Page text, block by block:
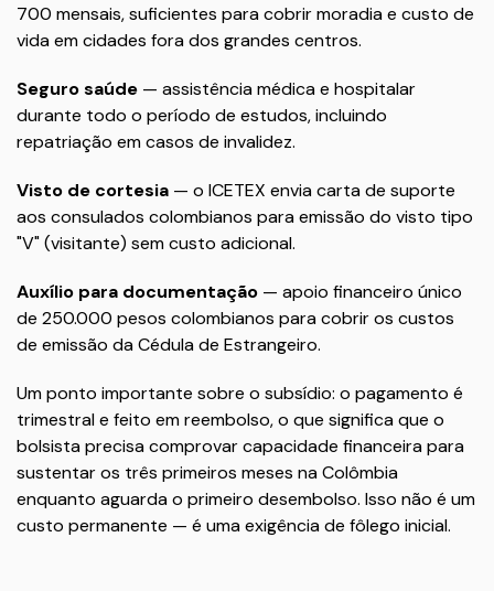
700 mensais, suficientes para cobrir moradia e custo de
vida em cidades fora dos grandes centros.
Seguro saúde — assistência médica e hospitalar
durante todo o período de estudos, incluindo
repatriação em casos de invalidez.
Visto de cortesia — o ICETEX envia carta de suporte
aos consulados colombianos para emissão do visto tipo
"V" (visitante) sem custo adicional.
Auxílio para documentação — apoio financeiro único
de 250.000 pesos colombianos para cobrir os custos
de emissão da Cédula de Estrangeiro.
Um ponto importante sobre o subsídio: o pagamento é
trimestral e feito em reembolso, o que significa que o
bolsista precisa comprovar capacidade financeira para
sustentar os três primeiros meses na Colômbia
enquanto aguarda o primeiro desembolso. Isso não é um
custo permanente — é uma exigência de fôlego inicial.